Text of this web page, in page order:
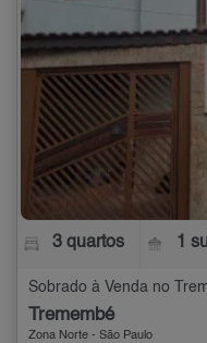
3 quartos 1
Sobrado à Venda no
Tremembé
Zona Norte - São Paulo